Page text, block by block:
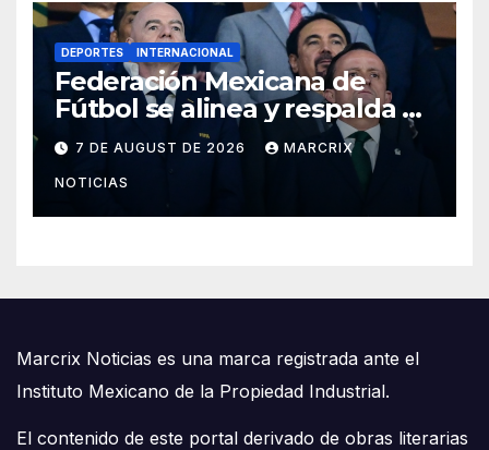
DEPORTES INTERNACIONAL
Federación Mexicana de
Fútbol se alinea y respalda a
Infantino en medio de la
polémica
7 DE AUGUST DE 2026 MARCRIX
NOTICIAS
Marcrix Noticias es una marca registrada ante el
Instituto Mexicano de la Propiedad Industrial.
El contenido de este portal derivado de obras literarias